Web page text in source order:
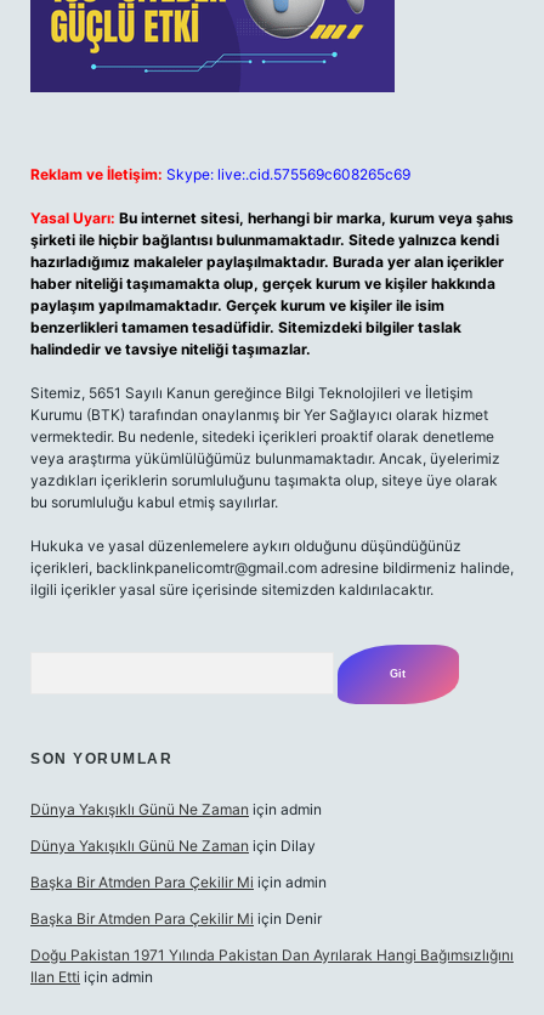
Reklam ve İletişim: Skype: live:.cid.575569c608265c69
Yasal Uyarı: Bu internet sitesi, herhangi bir marka, kurum veya şahıs
şirketi ile hiçbir bağlantısı bulunmamaktadır. Sitede yalnızca kendi
hazırladığımız makaleler paylaşılmaktadır. Burada yer alan içerikler
haber niteliği taşımamakta olup, gerçek kurum ve kişiler hakkında
paylaşım yapılmamaktadır. Gerçek kurum ve kişiler ile isim
benzerlikleri tamamen tesadüfidir. Sitemizdeki bilgiler taslak
halindedir ve tavsiye niteliği taşımazlar.
Sitemiz, 5651 Sayılı Kanun gereğince Bilgi Teknolojileri ve İletişim
Kurumu (BTK) tarafından onaylanmış bir Yer Sağlayıcı olarak hizmet
vermektedir. Bu nedenle, sitedeki içerikleri proaktif olarak denetleme
veya araştırma yükümlülüğümüz bulunmamaktadır. Ancak, üyelerimiz
yazdıkları içeriklerin sorumluluğunu taşımakta olup, siteye üye olarak
bu sorumluluğu kabul etmiş sayılırlar.
Hukuka ve yasal düzenlemelere aykırı olduğunu düşündüğünüz
içerikleri, backlinkpanelicomtr@gmail.com adresine bildirmeniz halinde,
ilgili içerikler yasal süre içerisinde sitemizden kaldırılacaktır.
SON YORUMLAR
Dünya Yakışıklı Günü Ne Zaman için admin
Dünya Yakışıklı Günü Ne Zaman için Dilay
Başka Bir Atmden Para Çekilir Mi için admin
Başka Bir Atmden Para Çekilir Mi için Denir
Doğu Pakistan 1971 Yılında Pakistan Dan Ayrılarak Hangi Bağımsızlığını
Ilan Etti için admin